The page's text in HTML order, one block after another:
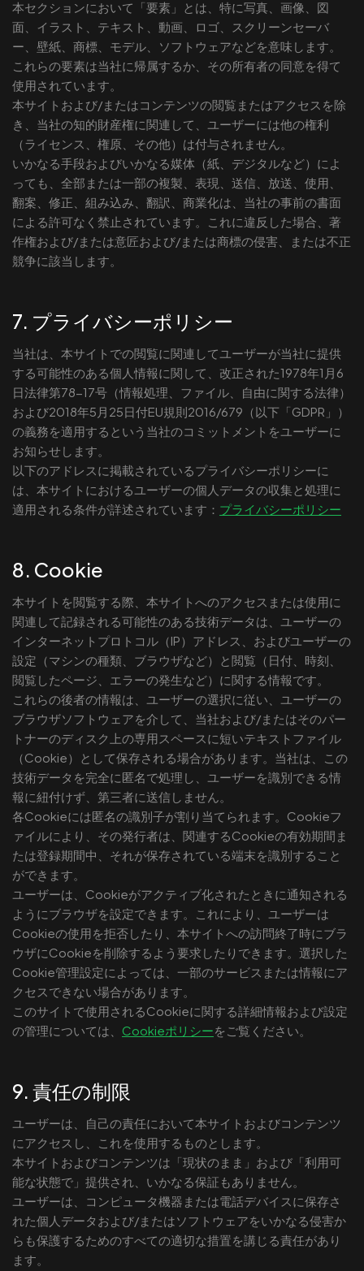
本セクションにおいて「要素」とは、特に写真、画像、図
面、イラスト、テキスト、動画、ロゴ、スクリーンセーバ
ー、壁紙、商標、モデル、ソフトウェアなどを意味します。
これらの要素は当社に帰属するか、その所有者の同意を得て
使用されています。
本サイトおよび/またはコンテンツの閲覧またはアクセスを除
き、当社の知的財産権に関連して、ユーザーには他の権利
（ライセンス、権原、その他）は付与されません。
いかなる手段およびいかなる媒体（紙、デジタルなど）によ
っても、全部または一部の複製、表現、送信、放送、使用、
翻案、修正、組み込み、翻訳、商業化は、当社の事前の書面
による許可なく禁止されています。これに違反した場合、著
作権および/または意匠および/または商標の侵害、または不正
競争に該当します。
7. プライバシーポリシー
当社は、本サイトでの閲覧に関連してユーザーが当社に提供
する可能性のある個人情報に関して、改正された1978年1月6
日法律第78-17号（情報処理、ファイル、自由に関する法律）
および2018年5月25日付EU規則2016/679（以下「GDPR」）
の義務を適用するという当社のコミットメントをユーザーに
お知らせします。
以下のアドレスに掲載されているプライバシーポリシーに
は、本サイトにおけるユーザーの個人データの収集と処理に
適用される条件が詳述されています： プライバシーポリシー
8. Cookie
本サイトを閲覧する際、本サイトへのアクセスまたは使用に
関連して記録される可能性のある技術データは、ユーザーの
インターネットプロトコル（IP）アドレス、およびユーザーの
設定（マシンの種類、ブラウザなど）と閲覧（日付、時刻、
閲覧したページ、エラーの発生など）に関する情報です。
これらの後者の情報は、ユーザーの選択に従い、ユーザーの
ブラウザソフトウェアを介して、当社および/またはそのパー
トナーのディスク上の専用スペースに短いテキストファイル
（Cookie）として保存される場合があります。当社は、この
技術データを完全に匿名で処理し、ユーザーを識別できる情
報に紐付けず、第三者に送信しません。
各Cookieには匿名の識別子が割り当てられます。Cookieフ
ァイルにより、その発行者は、関連するCookieの有効期間ま
たは登録期間中、それが保存されている端末を識別すること
ができます。
ユーザーは、Cookieがアクティブ化されたときに通知される
ようにブラウザを設定できます。これにより、ユーザーは
Cookieの使用を拒否したり、本サイトへの訪問終了時にブラ
ウザにCookieを削除するよう要求したりできます。選択した
Cookie管理設定によっては、一部のサービスまたは情報にア
クセスできない場合があります。
このサイトで使用されるCookieに関する詳細情報および設定
の管理については、 Cookieポリシーをご覧ください。
9. 責任の制限
ユーザーは、自己の責任において本サイトおよびコンテンツ
にアクセスし、これを使用するものとします。
本サイトおよびコンテンツは「現状のまま」および「利用可
能な状態で」提供され、いかなる保証もありません。
ユーザーは、コンピュータ機器または電話デバイスに保存さ
れた個人データおよび/またはソフトウェアをいかなる侵害か
らも保護するためのすべての適切な措置を講じる責任があり
ます。